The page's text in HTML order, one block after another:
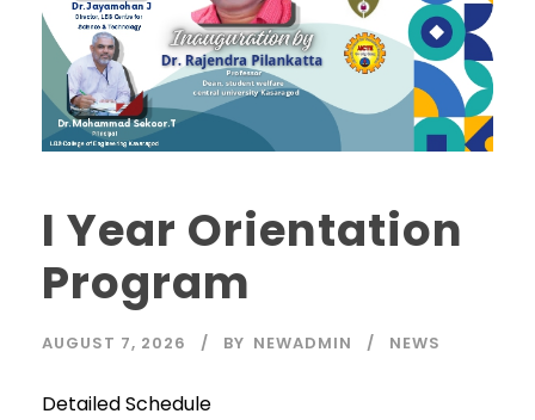
I Year Orientation
Program
AUGUST 7, 2026 BY NEWADMIN NEWS
Detailed Schedule